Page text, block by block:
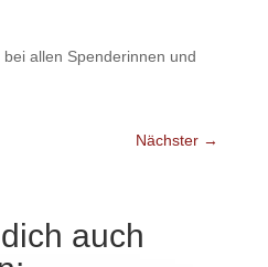
allen Spenderinnen und
Nächster →
auch